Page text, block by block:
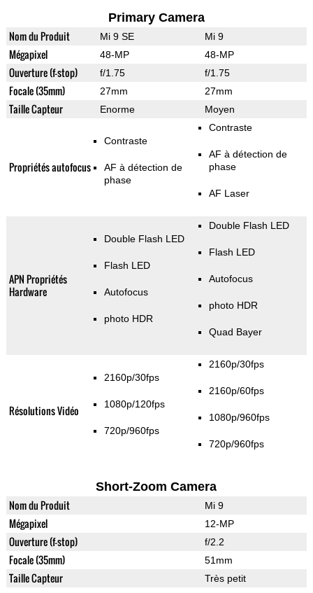
Primary Camera
Nom du Produit Mi 9 SE Mi 9
Mégapixel 48-MP 48-MP
Ouverture (f-stop) f/1.75 f/1.75
Focale (35mm) 27mm 27mm
Taille Capteur Enorme Moyen
Propriétés autofocus
Contraste
AF à détection de
phase
Contraste
AF à détection de
phase
AF Laser
APN Propriétés
Hardware
Double Flash LED
Flash LED
Autofocus
photo HDR
Double Flash LED
Flash LED
Autofocus
photo HDR
Quad Bayer
Résolutions Vidéo
2160p/30fps
1080p/120fps
720p/960fps
2160p/30fps
2160p/60fps
1080p/960fps
720p/960fps
Short-Zoom Camera
Nom du Produit Mi 9
Mégapixel 12-MP
Ouverture (f-stop) f/2.2
Focale (35mm) 51mm
Taille Capteur Très petit